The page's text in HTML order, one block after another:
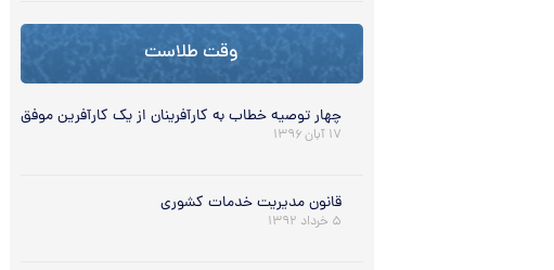
وقت طلاست
چهار توصیه خطاب به کارآفرینان از یک کارآفرین موفق
۱۷ آبان ۱۳۹۶
قانون مدیریت خدمات کشوری
۵ خرداد ۱۳۹۲